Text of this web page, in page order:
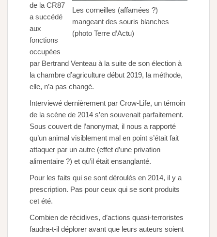
Les corneilles (affamées ?)
mangeant des souris blanches
(photo Terre d’Actu)
de la CR87
a succédé
aux
fonctions
occupées
par Bertrand Venteau à la suite de son élection à
la chambre d’agriculture début 2019, la méthode,
elle, n’a pas changé.
Interviewé dernièrement par Crow-Life, un témoin
de la scène de 2014 s’en souvenait parfaitement.
Sous couvert de l’anonymat, il nous a rapporté
qu’un animal visiblement mal en point s’était fait
attaquer par un autre (effet d’une privation
alimentaire ?) et qu’il était ensanglanté.
Pour les faits qui se sont déroulés en 2014, il y a
prescription. Pas pour ceux qui se sont produits
cet été.
Combien de récidives, d’actions quasi-terroristes
faudra-t-il déplorer avant que leurs auteurs soient